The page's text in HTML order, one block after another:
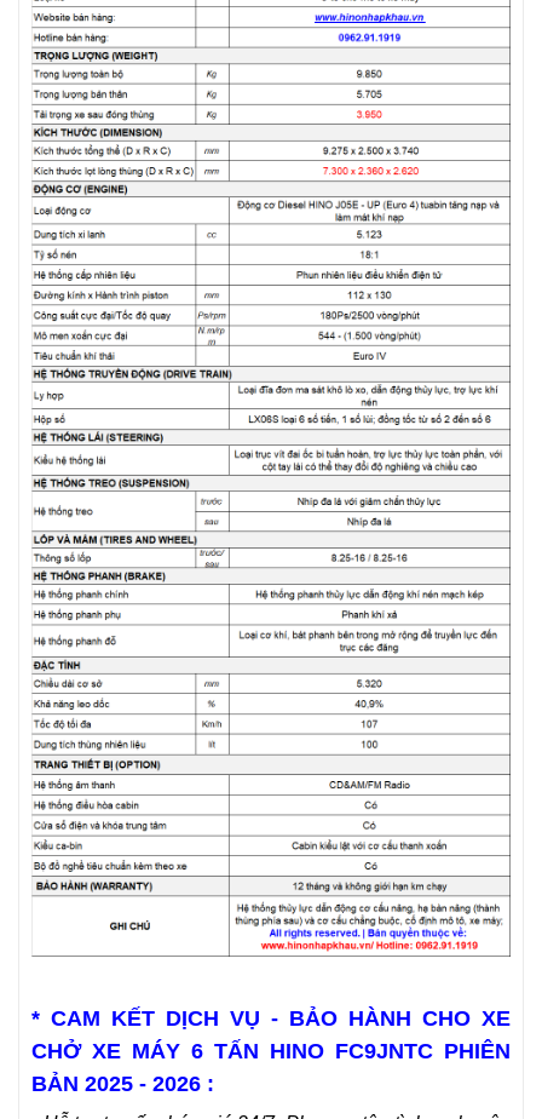
* CAM KẾT DỊCH VỤ - BẢO HÀNH CHO XE
CHỞ XE MÁY 6 TẤN HINO FC9JNTC PHIÊN
BẢN 2025 - 2026 :